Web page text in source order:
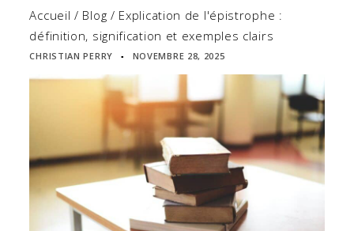
Accueil / Blog / Explication de l'épistrophe :
définition, signification et exemples clairs
CHRISTIAN PERRY ▪ NOVEMBRE 28, 2025